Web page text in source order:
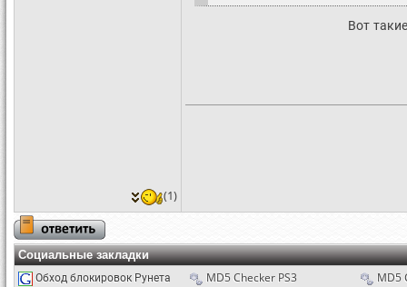
Вот
(1)
Социальные закладки
Обход блокировок Рунета MD5 Checker PS3 MD5